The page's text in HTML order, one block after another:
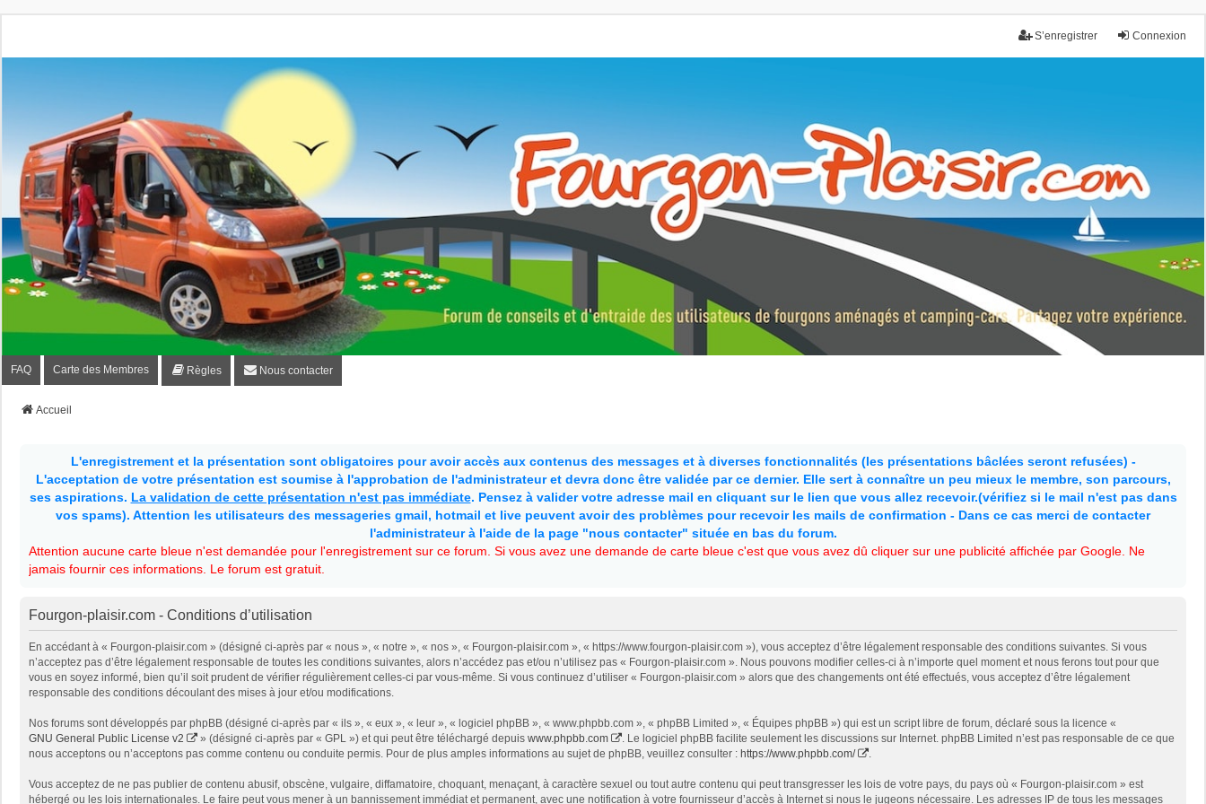
Connexion
S’enregistrer
Fourgon-plaisir.com
Forum de conseils et d'entraide des utilisateurs de fourgons, fourgons aménagés, vans et de camping-car. Partagez votre expérience.
FAQ Carte des Membres Règles Nous contacter
Accueil
L'enregistrement et la présentation sont obligatoires pour avoir accès aux contenus des messages et à diverses fonctionnalités (les présentations bâclées seront refusées) -
L'acceptation de votre présentation est soumise à l'approbation de l'administrateur et devra donc être validée par ce dernier. Elle sert à connaître un peu mieux le membre, son parcours,
ses aspirations. La validation de cette présentation n'est pas immédiate. Pensez à valider votre adresse mail en cliquant sur le lien que vous allez recevoir.(vérifiez si le mail n'est pas dans
vos spams). Attention les utilisateurs des messageries gmail, hotmail et live peuvent avoir des problèmes pour recevoir les mails de confirmation - Dans ce cas merci de contacter
l'administrateur à l'aide de la page "nous contacter" située en bas du forum.
Attention aucune carte bleue n'est demandée pour l'enregistrement sur ce forum. Si vous avez une demande de carte bleue c'est que vous avez dû cliquer sur une publicité affichée par Google. Ne
jamais fournir ces informations. Le forum est gratuit.
Fourgon-plaisir.com - Conditions d’utilisation
En accédant à « Fourgon-plaisir.com » (désigné ci-après par « nous », « notre », « nos », « Fourgon-plaisir.com », « https://www.fourgon-plaisir.com »), vous acceptez d’être légalement responsable des conditions suivantes. Si vous
n’acceptez pas d’être légalement responsable de toutes les conditions suivantes, alors n’accédez pas et/ou n’utilisez pas « Fourgon-plaisir.com ». Nous pouvons modifier celles-ci à n’importe quel moment et nous ferons tout pour que
vous en soyez informé, bien qu’il soit prudent de vérifier régulièrement celles-ci par vous-même. Si vous continuez d’utiliser « Fourgon-plaisir.com » alors que des changements ont été effectués, vous acceptez d’être légalement
responsable des conditions découlant des mises à jour et/ou modifications.
Nos forums sont développés par phpBB (désigné ci-après par « ils », « eux », « leur », « logiciel phpBB », « www.phpbb.com », « phpBB Limited », « Équipes phpBB ») qui est un script libre de forum, déclaré sous la licence «
GNU General Public License v2
» (désigné ci-après par « GPL ») et qui peut être téléchargé depuis www.phpbb.com
. Le logiciel phpBB facilite seulement les discussions sur Internet. phpBB Limited n’est pas responsable de ce que
nous acceptons ou n’acceptons pas comme contenu ou conduite permis. Pour de plus amples informations au sujet de phpBB, veuillez consulter : https://www.phpbb.com/ .
Vous acceptez de ne pas publier de contenu abusif, obscène, vulgaire, diffamatoire, choquant, menaçant, à caractère sexuel ou tout autre contenu qui peut transgresser les lois de votre pays, du pays où « Fourgon-plaisir.com » est
hébergé ou les lois internationales. Le faire peut vous mener à un bannissement immédiat et permanent, avec une notification à votre fournisseur d’accès à Internet si nous le jugeons nécessaire. Les adresses IP de tous les messages